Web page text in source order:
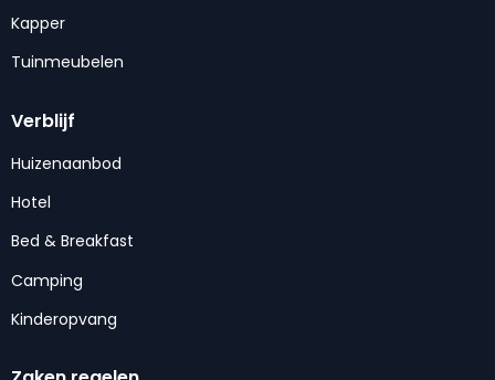
Kapper
Tuinmeubelen
Verblijf
Huizenaanbod
Hotel
Bed & Breakfast
Camping
Kinderopvang